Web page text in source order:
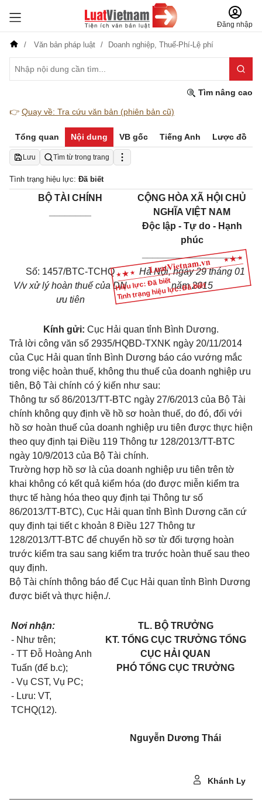
Đăng nhập
Văn bản pháp luật Doanh nghiệp, Thuế-Phí-Lệ phí
Tìm nâng cao
👉 Quay về: Tra cứu văn bản (phiên bản cũ)
Tổng quan Nội dung VB gốc Tiếng Anh Lược đồ
Lưu Tìm từ trong trang
Tình trạng hiệu lực: Đã biết
Hiệu lực: Đã biết
Tình trạng hiệu lực: Đã biết
BỘ TÀI CHÍNH
CỘNG HÒA XÃ HỘI CHỦ
NGHĨA VIỆT NAM
Độc lập - Tự do - Hạnh
phúc
___________________
Số: 1457/BTC-TCHQ
V/v xử lý hoàn thuế của DN
ưu tiên
Hà Nội, ngày 29 tháng 01
năm 2015
Kính gửi: Cục Hải quan tỉnh Bình Dương.
Trả lời công văn số 2935/HQBD-TXNK ngày 20/11/2014
của Cục Hải quan tỉnh Bình Dương báo cáo vướng mắc
trong việc hoàn thuế, không thu thuế của doanh nghiệp ưu
tiên, Bộ Tài chính có ý kiến như sau:
Thông tư số 86/2013/TT-BTC ngày 27/6/2013 của Bộ Tài
chính không quy định về hồ sơ hoàn thuế, do đó, đối với
hồ sơ hoàn thuế của doanh nghiệp ưu tiên được thực hiện
theo quy định tại Điều 119 Thông tư 128/2013/TT-BTC
ngày 10/9/2013 của Bộ Tài chính.
Trường hợp hồ sơ là của doanh nghiệp ưu tiên trên tờ
khai không có kết quả kiểm hóa (do được miễn kiểm tra
thực tế hàng hóa theo quy định tại Thông tư số
86/2013/TT-BTC), Cục Hải quan tỉnh Bình Dương căn cứ
quy định tại tiết c khoản 8 Điều 127 Thông tư
128/2013/TT-BTC để chuyển hồ sơ từ đối tượng hoàn
trước kiểm tra sau sang kiểm tra trước hoàn thuế sau theo
quy định.
Bộ Tài chính thông báo để Cục Hải quan tỉnh Bình Dương
được biết và thực hiện./.
Nơi nhận:
- Như trên;
- TT Đỗ Hoàng Anh
Tuấn (để b.c);
- Vụ CST, Vụ PC;
- Lưu: VT,
TCHQ(12).
TL. BỘ TRƯỞNG
KT. TỔNG CỤC TRƯỞNG TỔNG
CỤC HẢI QUAN
PHÓ TỔNG CỤC TRƯỞNG
Nguyễn Dương Thái
Khánh Ly